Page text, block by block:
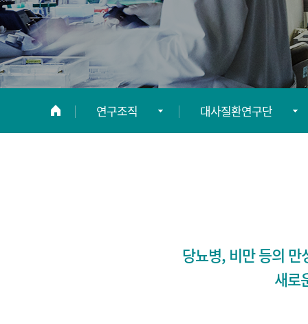
연구조직 대사질환연구단
의사과학자연구단(구,
중개의과학연구단)
당뇨병, 비만 등의
새로